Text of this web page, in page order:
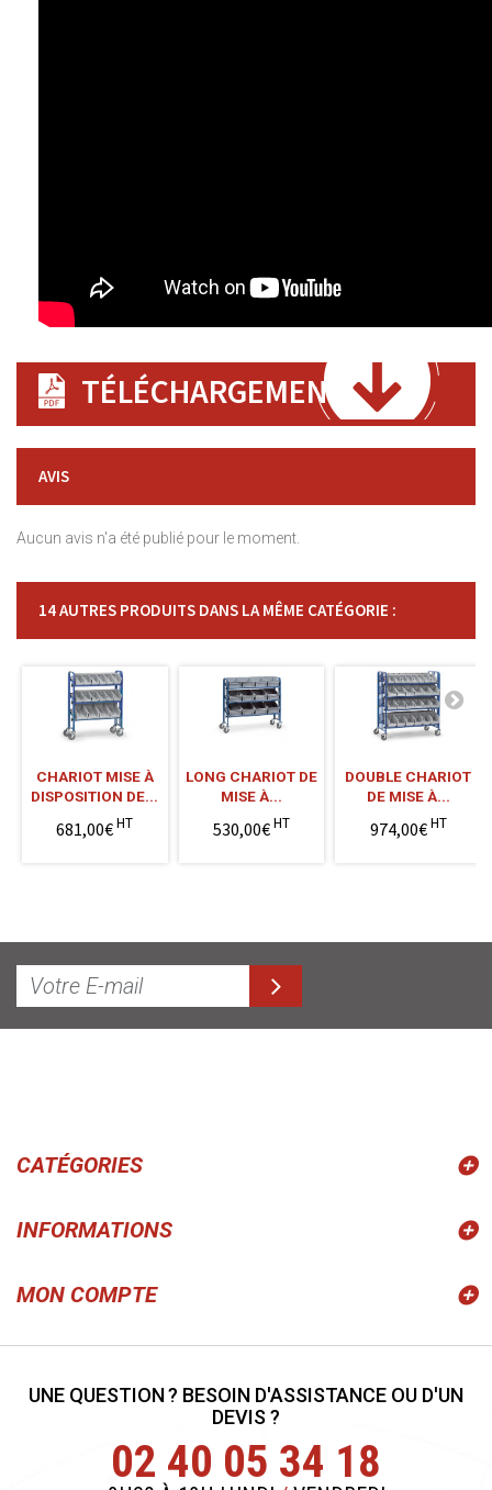
TÉLÉCHARGEMENT
AVIS
Aucun avis n'a été publié pour le moment.
14 AUTRES PRODUITS DANS LA MÊME CATÉGORIE :
CHARIOT MISE À
DISPOSITION DE...
681,00€HT
LONG CHARIOT DE
MISE À...
530,00€HT
DOUBLE CHARIOT
DE MISE À...
974,00€HT
CATÉGORIES
INFORMATIONS
MON COMPTE
UNE QUESTION ? BESOIN D'ASSISTANCE OU D'UN
DEVIS ?
02 40 05 34 18